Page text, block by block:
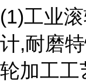
(1)工业
计,耐磨
轮加工工